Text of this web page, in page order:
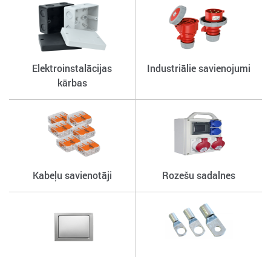
Elektroinstalācijas
kārbas
Industriālie savienojumi
Kabeļu savienotāji Rozešu sadalnes